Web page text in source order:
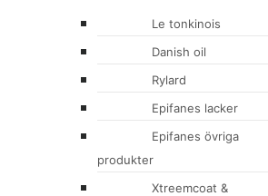
Le tonkinois
Danish oil
Rylard
Epifanes lacker
Epifanes övriga
produkter
Xtreemcoat &